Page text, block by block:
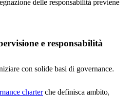
delle responsabilità previene
e responsabilità
con solide basi di governance.
charterche definisca ambito,